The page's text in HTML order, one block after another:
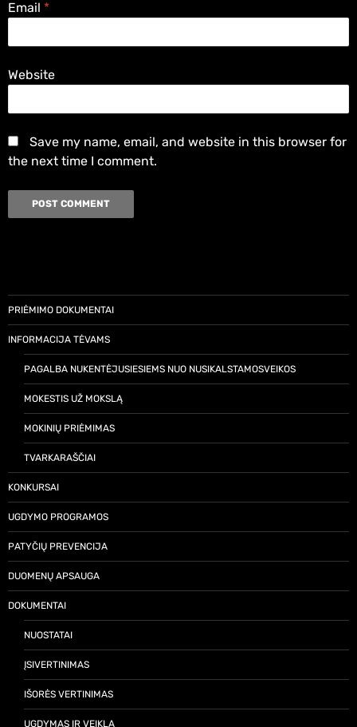
Email *
Website
Save my name, email, and website in this browser for
the next time I comment.
PRIĖMIMO DOKUMENTAI
INFORMACIJA TĖVAMS
PAGALBA NUKENTĖJUSIESIEMS NUO NUSIKALSTAMOSVEIKOS
MOKESTIS UŽ MOKSLĄ
MOKINIŲ PRIĖMIMAS
TVARKARAŠČIAI
KONKURSAI
UGDYMO PROGRAMOS
PATYČIŲ PREVENCIJA
DUOMENŲ APSAUGA
DOKUMENTAI
NUOSTATAI
ĮSIVERTINIMAS
IŠORĖS VERTINIMAS
UGDYMAS IR VEIKLA